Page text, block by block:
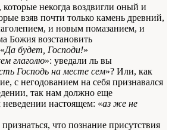
которые некогда воздвигли оный и
взяв почти только камень древний,
и новым помазанием, и
Божия возстановить
Да будет, Господи!»
глаголю»: уведали ль вы
Господь на месте сем»? Или, как
с негодованием на себя признавался
так нам должно еще
настоящем: «aз же не
что познание присутствия